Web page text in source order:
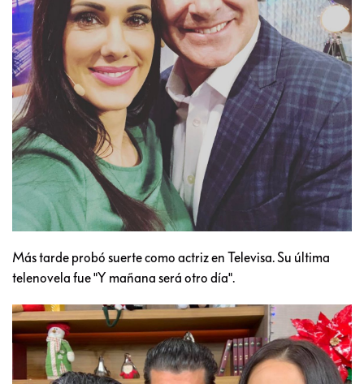
Más tarde probó suerte como actriz en Televisa. Su última
telenovela fue "Y mañana será otro día".